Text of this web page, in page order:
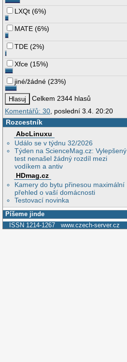
LXQt (6%)
MATE (6%)
TDE (2%)
Xfce (15%)
jiné/žádné (23%)
Celkem 2344 hlasů
Komentářů: 30 , poslední 3.4. 20:20
Rozcestník
AbcLinuxu
Událo se v týdnu 32/2026
Týden na ScienceMag.cz: Vylepšený
test nenašel žádný rozdíl mezi
vodíkem a antiv
HDmag.cz
Kamery do bytu přinesou maximální
přehled o vaší domácnosti
Testovací novinka
Píšeme jinde
ISSN 1214-1267 www.czech-server.cz